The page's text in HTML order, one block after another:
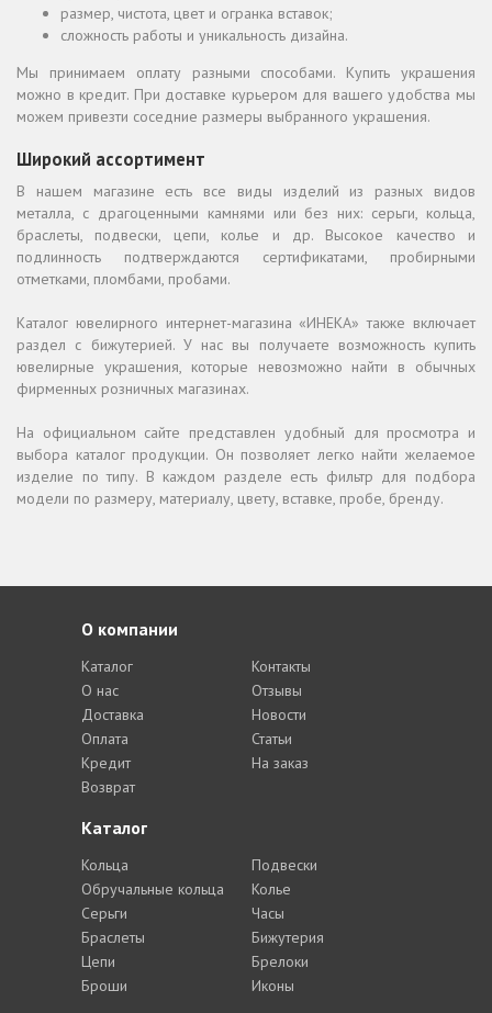
размер, чистота, цвет и огранка вставок;
сложность работы и уникальность дизайна.
Мы принимаем оплату разными способами. Купить украшения
можно в кредит. При доставке курьером для вашего удобства мы
можем привезти соседние размеры выбранного украшения.
Широкий ассортимент
В нашем магазине есть все виды изделий из разных видов
металла, с драгоценными камнями или без них: серьги, кольца,
браслеты, подвески, цепи, колье и др. Высокое качество и
подлинность подтверждаются сертификатами, пробирными
отметками, пломбами, пробами.
Каталог ювелирного интернет-магазина «ИНЕКА» также включает
раздел с бижутерией. У нас вы получаете возможность купить
ювелирные украшения, которые невозможно найти в обычных
фирменных розничных магазинах.
На официальном сайте представлен удобный для просмотра и
выбора каталог продукции. Он позволяет легко найти желаемое
изделие по типу. В каждом разделе есть фильтр для подбора
модели по размеру, материалу, цвету, вставке, пробе, бренду.
Каталог
Кольца
Обручальные кольца
Серьги
Браслеты
Цепи
Броши
Подвески
Колье
Часы
Бижутерия
Брелоки
Иконы
О компании
Каталог
О нас
Доставка
Оплата
Кредит
Возврат
Контакты
Отзывы
Новости
Статьи
На заказ